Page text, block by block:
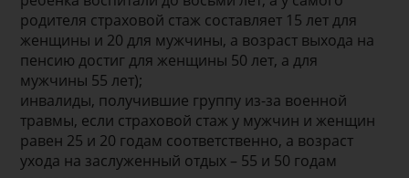
родителя страховой стаж составляет 15 лет для
женщины и 20 для мужчины, а возраст выхода на
пенсию достиг для женщины 50 лет, а для
мужчины 55 лет);
инвалиды, получившие группу из-за военной
травмы, если страховой стаж у мужчин и женщин
равен 25 и 20 годам соответственно, а возраст
ухода на заслуженный отдых – 55 и 50 годам